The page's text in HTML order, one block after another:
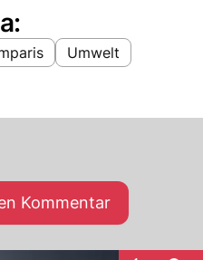
Umwelt
Kommentar